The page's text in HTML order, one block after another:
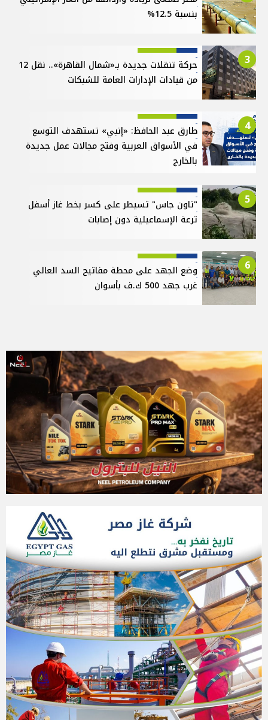
بنسبة 12.5%
3
حركة تنقلات جديدة بـ«شمال القاهرة».. نقل 12
من قيادات الإدارات العامة للشبكات
4
طارق عبد الحافظ: «إنبي» تستهدف التوسع
في الأسواق العربية وفتح مجالات عمل جديدة
بالخارج
5
"تاون جاس" تسيطر على كسر بخط غاز أسفل
ترعة الإسماعيلية دون إصابات
6
وضع الجهد على محطة مفاتيح السد العالي
غرب جهد 500 ك.ف بأسوان